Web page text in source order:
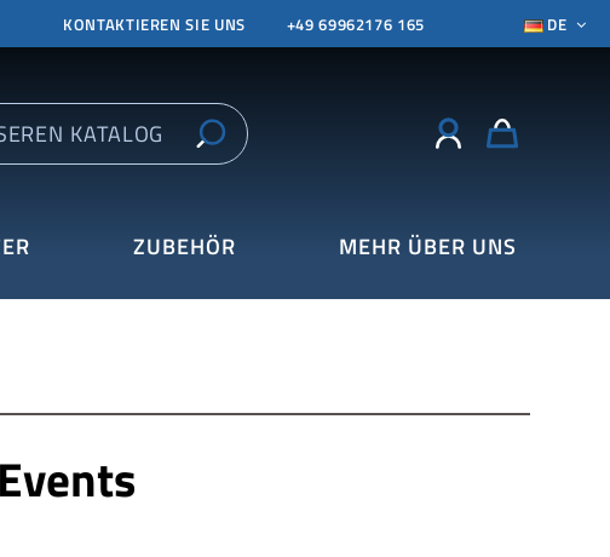
KONTAKTIEREN SIE UNS +49 69962176 165 DE
ZUBEHÖR MEHR ÜBER UNS